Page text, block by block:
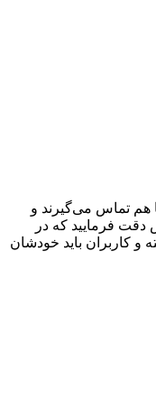
و
که در
خودشان